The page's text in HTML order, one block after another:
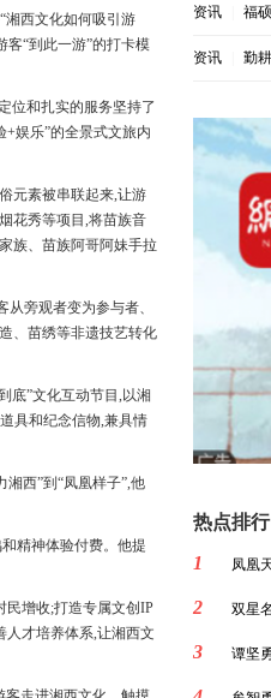
湘西文化如何吸引游
“到此一游”的打卡模
位和扎实的服务坚持了
娱乐”的全景式文旅内
元素被串联起来,让游
花秀等项目,将苗族音
族、苗族阿哥阿妹手拉
旁观者变为参与者、
、苗绣等非遗技艺转化
底”文化互动节目,以湘
具和纪念信物,兼具情
西”到“凤凰样子”,他
精神体验付费。他提
民增收;打造专属文创IP
人才培养体系,让湘西文
资讯 福
资讯 勤
热点排行
1
凤凰
2 双星
3 谭坚